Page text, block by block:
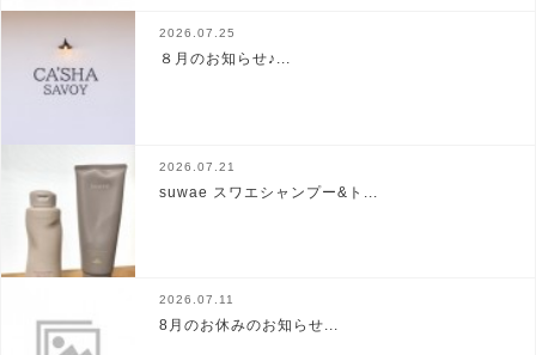
2026.07.25
８月のお知らせ♪...
2026.07.21
suwae スワエシャンプー&ト...
2026.07.11
8月のお休みのお知らせ...